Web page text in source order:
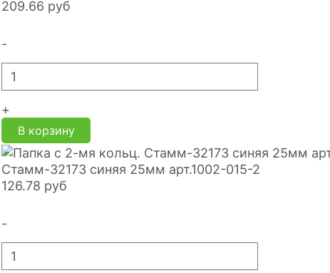
209.66 руб
-
+
В корзину
Стамм-32173 синяя 25мм арт.1002-015-2
126.78 руб
-